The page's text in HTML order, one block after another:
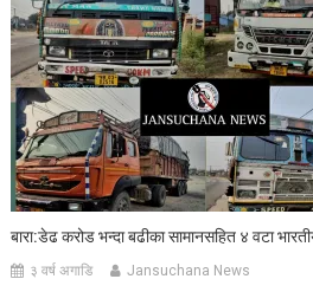
बारा:डेढ करोड भन्दा बढीका सामानसहित ४ वटा
३ वर्ष अगाडि Jansuchana News